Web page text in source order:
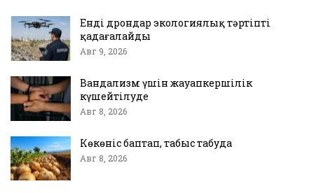
Енді дрондар экологиялық тәртіпті
қадағалайды
Авг 9, 2026
Вандализм үшін жауапкершілік
күшейтілуде
Авг 8, 2026
Көкөніс баптап, табыс табуда
Авг 8, 2026